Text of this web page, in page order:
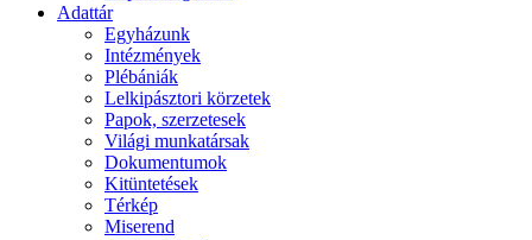
Adattár
Egyházunk
Intézmények
Plébániák
Lelkipásztori körzetek
Papok, szerzetesek
Világi munkatársak
Dokumentumok
Kitüntetések
Térkép
Miserend